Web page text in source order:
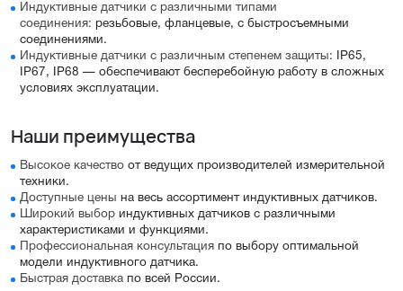
Индуктивные датчики с различными типами
соединения: резьбовые, фланцевые, с быстросъемными
соединениями.
Индуктивные датчики с различным степенем защиты:
IP65,
IP67, IP68 — обеспечивают бесперебойную работу в сложных
условиях эксплуатации.
Наши преимущества
Высокое качество от ведущих производителей измерительной
техники.
Доступные цены на весь ассортимент индуктивных датчиков.
Широкий выбор индуктивных датчиков с различными
характеристиками и функциями.
Профессиональная консультация по выбору оптимальной
модели индуктивного датчика.
Быстрая доставка по всей России.